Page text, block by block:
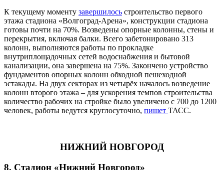
К текущему моменту завершилось строительство первого
этажа стадиона «Волгоград-Арена», конструкции стадиона
готовы почти на 70%. Возведены опорные колонны, стены и
перекрытия, включая балки. Всего забетонировано 313
колонн, выполняются работы по прокладке
внутриплощадочных сетей водоснабжения и бытовой
канализации, она завершена на 75%. Закончено устройство
фундаментов опорных колонн обходной пешеходной
эстакады. На двух секторах из четырёх началось возведение
колонн второго этажа – для ускорения темпов строительства
количество рабочих на стройке было увеличено с 700 до 1200
человек, работы ведутся круглосуточно, пишет ТАСС.
НИЖНИЙ НОВГОРОД
8. Стадион «Нижний Новгород»